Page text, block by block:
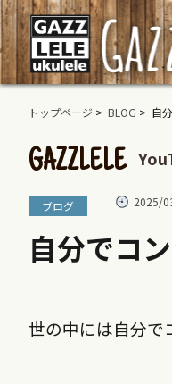
トップページ > BLOG > 自
GAZZLELE
ブログ 2025/
自分でコ
世の中には自分で